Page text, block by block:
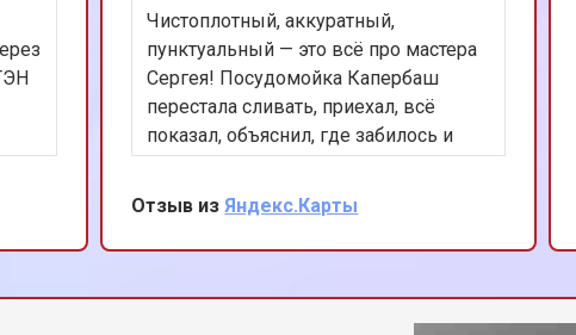
Чистоплотный, аккуратный,
пунктуальный — это всё про мастера
Сергея! Посудомойка Капербаш
перестала сливать, приехал, всё
показал, объяснил, где забилось и
почему. Починил за 40 минут, в
общем мастер своего дела! Хороших
вам клиентов и спасибо огромное!
Отзыв изЯндекс.Карты